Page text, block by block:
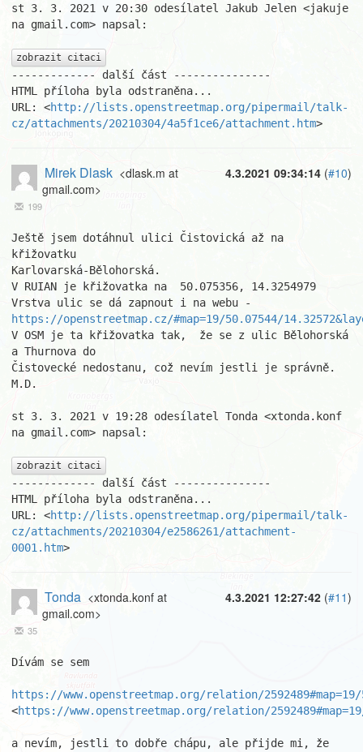
st 3. 3. 2021 v 20:30 odesílatel Jakub Jelen <jakuje
na gmail.com> napsal:
zobrazit citaci
------------- další část ---------------
HTML příloha byla odstraněna...
URL: <http://lists.openstreetmap.org/pipermail/talk-
cz/attachments/20210304/4a5f1ce6/attachment.htm>
4.3.2021 09:34:14 (#10)
Mirek Dlask <dlask.m at
gmail.com>
199
Ještě jsem dotáhnul ulici Čistovická až na
křižovatku
Karlovarská-Bělohorská.
V RUIAN je křižovatka na  50.075356, 14.3254979
https://openstreetmap.cz/#map=19/50.07544/
V OSM je ta křižovatka tak,  že se z ulic Bělohorská
a Thurnova do
Čistovecké nedostanu, což nevím jestli je správně.
M.D.
st 3. 3. 2021 v 19:28 odesílatel Tonda <xtonda.konf
na gmail.com> napsal:
zobrazit citaci
------------- další část ---------------
HTML příloha byla odstraněna...
URL: <http://lists.openstreetmap.org/pipermail/talk-
cz/attachments/20210304/e2586261/attachment-
0001.htm>
4.3.2021 12:27:42 (#11)
Tonda <xtonda.konf at
gmail.com>
35
Dívám se sem
https://www.openstreetmap.org/relation/2592489#map=19/
<https://www.openstreetmap.org/relation/
a nevím, jestli to dobře chápu, ale přijde mi, že